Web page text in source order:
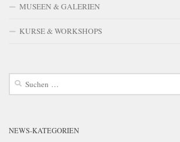
MUSEEN & GALERIEN
KURSE & WORKSHOPS
Suchen
NEWS-KATEGORIEN